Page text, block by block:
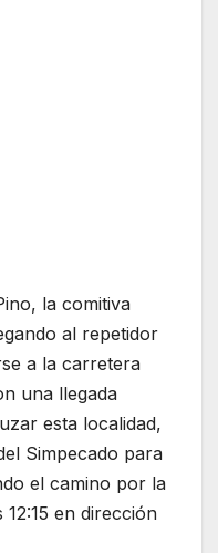
la comitiva
al repetidor
a la carretera
una llegada
esta localidad,
Simpecado para
el camino por la
en dirección